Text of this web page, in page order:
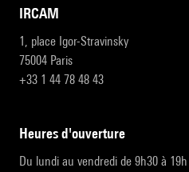
IRCAM
1, place Igor-Stravinsky
75004 Paris
+33 1 44 78 48 43
heures d'ouverture
Du lundi au vendredi de 9h30 à 19h